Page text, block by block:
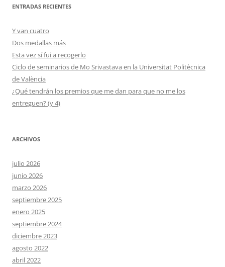
ENTRADAS RECIENTES
Y van cuatro
Dos medallas más
Esta vez sí fui a recogerlo
Ciclo de seminarios de Mo Srivastava en la Universitat Politècnica
de València
¿Qué tendrán los premios que me dan para que no me los
entreguen? (y 4)
ARCHIVOS
julio 2026
junio 2026
marzo 2026
septiembre 2025
enero 2025
septiembre 2024
diciembre 2023
agosto 2022
abril 2022